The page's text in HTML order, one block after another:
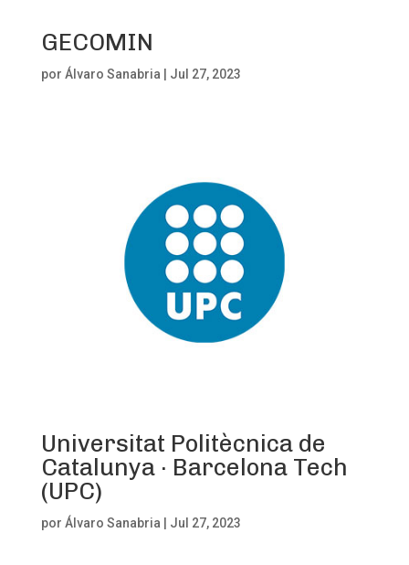
GECOMIN
por Álvaro Sanabria Jul 27, 2023
Universitat Politècnica de
Catalunya · Barcelona Tech
(UPC)
por Álvaro Sanabria Jul 27, 2023